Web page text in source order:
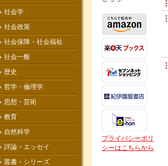
プライバシーポリ
シーはこちらから
社会学
社会政策
社会保障・社会福祉
社会一般
歴史
哲学・倫理学
思想・芸術
教育
自然科学
評論・エッセイ
叢書・シリーズ